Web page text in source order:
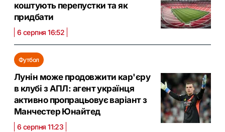
коштують перепустки та як
придбати
6 серпня 16:52
Футбол
Лунін може продовжити кар'єру
в клубі з АПЛ: агент українця
активно пропрацьовує варіант з
Манчестер Юнайтед
6 серпня 11:23